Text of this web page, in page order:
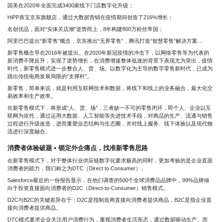
国美在2020年全面完成3400家线下门店数字化升级；
HiPP喜宝京东旗舰店，通过大数据营销在疫情期间创造了216%增长；
名创优品，面对“实体关店潮”逆势而上，8年构建800万粉丝帝国；
阿里巴巴提出“新零售”概念，京东推出“无界零售”，腾讯打造“智慧零售”解决方案…
新零售概念早在2016年被提出。在2020年新冠疫情的冲击下，以网络零售等为代表的
新消费不降反升，实现了逆势增长，在消费增速整体低迷的背景下表现尤为突出，疫情
时代，新零售模式进一步整合人、货、场。以数字化为主导的数字零售新时代，已成为
跳出传统电商发展局限的“支撑杆”。
新零售，简单来说，就是利用互联网技术和数据，将线下和线上的业务融合，最大化交
易效率和生产效率。
在新零售模式下，将形成“人、货、场”，三者缺一不可的零售闭环，即个人、企业以互
联网为依托，通过运用大数据、人工智能等先进技术手段，对商品的生产、流通与销售
过程进行升级改造，进而重塑业态结构与生态圈，并对线上服务、线下体验以及现代物
流进行深度融合。
消费者体验破题 • 锁定外企痛点，找准新零售思路
在新零售模式下，对于整体行业供应链数字化要求极高的同时，更加考验的是企业直面
消费者的能力，我们称之为DTC（Direct to Consumer）。
Salesforce最近的一份报告显示，在他们调查的500个全球消费品品牌中，99%品牌倾
向于投资直接面向消费者的D2C（Direct-to-Consumer）销售模式。
D2C与B2C的关键差异在于：D2C是指制造商直接向消费者提供商品，B2C是指企业直
接向消费者提供商品。
DTC模式要求企业关注用户消费行为，重视消费者生活形态，通过数据驱动生产。而